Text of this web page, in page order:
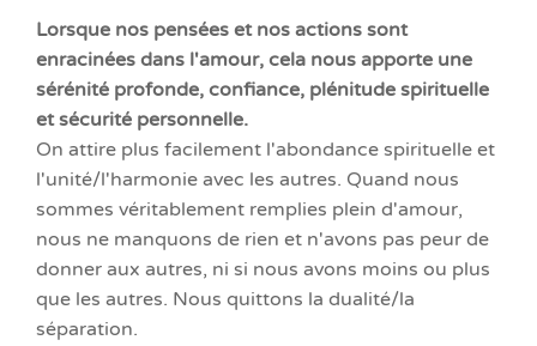
Lorsque nos pensées et nos actions sont
enracinées dans l'amour, cela nous apporte une
sérénité profonde, confiance, plénitude spirituelle
et sécurité personnelle.
On attire plus facilement l'abondance spirituelle et
l'unité/l'harmonie avec les autres. Quand nous
sommes véritablement remplies plein d'amour,
nous ne manquons de rien et n'avons pas peur de
donner aux autres, ni si nous avons moins ou plus
que les autres. Nous quittons la dualité/la
séparation.